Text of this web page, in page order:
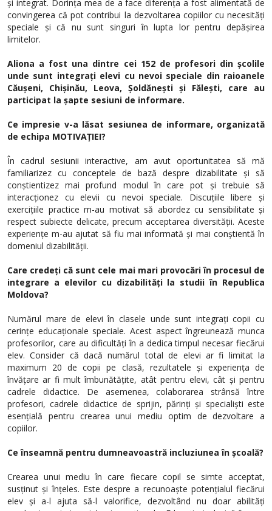
și integrat. Dorința mea de a face diferența a fost alimentată de
convingerea că pot contribui la dezvoltarea copiilor cu necesități
speciale și că nu sunt singuri în lupta lor pentru depășirea
limitelor.
Aliona a fost una dintre cei 152 de profesori din școlile
unde sunt integrați elevi cu nevoi speciale din raioanele
Căușeni, Chișinău, Leova, Șoldănești și Fălești, care au
participat la șapte sesiuni de informare.
Ce impresie v-a lăsat sesiunea de informare, organizată
de echipa MOTIVAȚIEI?
În cadrul sesiunii interactive, am avut oportunitatea să mă
familiarizez cu conceptele de bază despre dizabilitate și să
conștientizez mai profund modul în care pot și trebuie să
interacționez cu elevii cu nevoi speciale. Discuțiile libere și
exercițiile practice m-au motivat să abordez cu sensibilitate și
respect subiecte delicate, precum acceptarea diversității. Aceste
experiențe m-au ajutat să fiu mai informată și mai conștientă în
domeniul dizabilității.
Care credeți că sunt cele mai mari provocări în procesul de
integrare a elevilor cu dizabilități la studii în Republica
Moldova?
Numărul mare de elevi în clasele unde sunt integrați copii cu
cerințe educaționale speciale. Acest aspect îngreunează munca
profesorilor, care au dificultăți în a dedica timpul necesar fiecărui
elev. Consider că dacă numărul total de elevi ar fi limitat la
maximum 20 de copii pe clasă, rezultatele și experiența de
învățare ar fi mult îmbunătățite, atât pentru elevi, cât și pentru
cadrele didactice. De asemenea, colaborarea strânsă între
profesori, cadrele didactice de sprijin, părinți și specialiști este
esențială pentru crearea unui mediu optim de dezvoltare a
copiilor.
Ce înseamnă pentru dumneavoastră incluziunea în școală?
Crearea unui mediu în care fiecare copil se simte acceptat,
susținut și înțeles. Este despre a recunoaște potențialul fiecărui
elev și a-l ajuta să-l valorifice, dezvoltând nu doar abilități